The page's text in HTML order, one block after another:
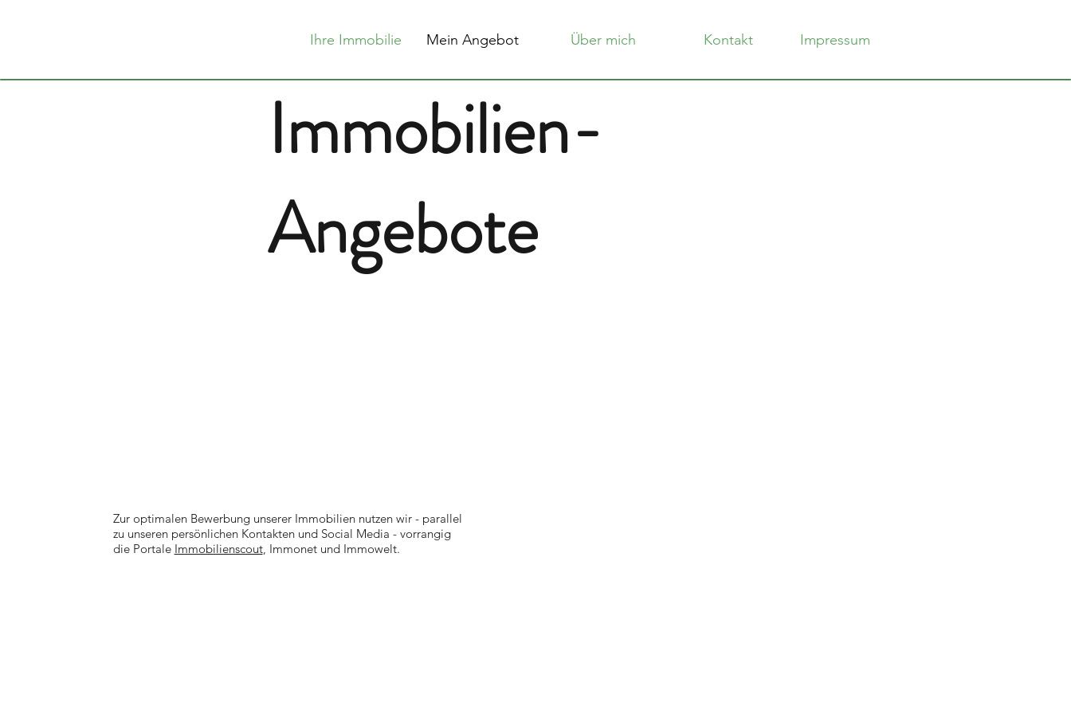
Ihre Immobilie Mein Angebot Über mich Kontakt Impressum
Immobilien-
Angebote
Zur optimalen Bewerbung unserer Immobilien nutzen wir - parallel
zu unseren persönlichen Kontakten und Social Media - vorrangig
die Portale Immobilienscout, Immonet und Immowelt.